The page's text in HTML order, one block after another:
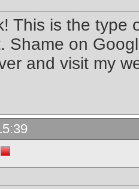
This is the
Shame on
and visit my